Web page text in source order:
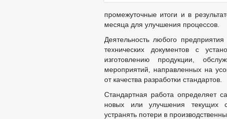
промежуточные итоги и в
месяца для улучшения процессов.
Деятельность любого
технических документов с
изготовлению продукции,
мероприятий, направленных на
от качества разработки стандартов.
Стандартная работа определяет
новых или улучшения текущих
устранять потери в